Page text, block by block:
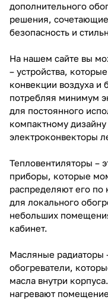
дополнительного
решения,
безопасность и
На нашем сайте вы
– устройства,
конвекции воздуха и
потребляя минимум
для постоянного
компактному
электроконвекторы
Тепловентиляторы –
приборы, которые
распределяют его по
для локального
небольших
кабинет.
Масляные радиаторы
обогреватели,
масла внутри
нагревают